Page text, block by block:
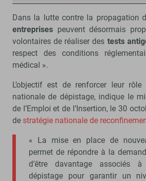
Dans la lutte contre la propagation
entreprises peuvent désormais
volontaires de réaliser des tests
respect des conditions
médical ».
L’objectif est de renforcer leur
nationale de dépistage, indique le
de l’Emploi et de l’Insertion, le 30
de stratégie nationale de
« La mise en place de
permet de répondre à la
d’être davantage associés
dépistage pour garantir un